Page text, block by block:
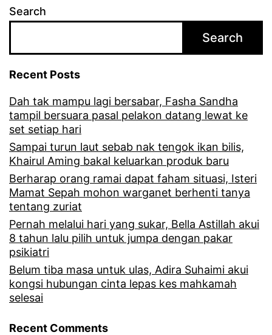
Search
Search
Recent Posts
Dah tak mampu lagi bersabar, Fasha Sandha
tampil bersuara pasal pelakon datang lewat ke
set setiap hari
Sampai turun laut sebab nak tengok ikan bilis,
Khairul Aming bakal keluarkan produk baru
Berharap orang ramai dapat faham situasi, Isteri
Mamat Sepah mohon warganet berhenti tanya
tentang zuriat
Pernah melalui hari yang sukar, Bella Astillah akui
8 tahun lalu pilih untuk jumpa dengan pakar
psikiatri
Belum tiba masa untuk ulas, Adira Suhaimi akui
kongsi hubungan cinta lepas kes mahkamah
selesai
Recent Comments